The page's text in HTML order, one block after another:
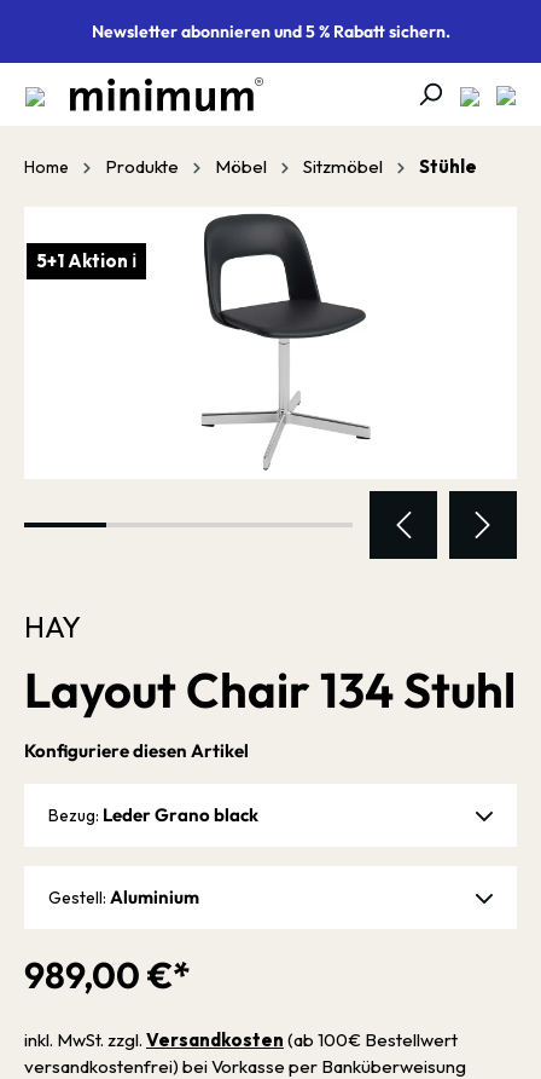
springenNewsletter abonnieren und 5 % Rabatt sichern.
Home Produkte Möbel Sitzmöbel Stühle
Bildergalerie überspringen
5+1 Aktion ℹ
HAY
Layout Chair 134 Stuhl
989,00 €*
inkl. MwSt. zzgl. Versandkosten (ab 100€ Bestellwert
versandkostenfrei) bei Vorkasse per Banküberweisung
Konfiguriere diesen Artikel
Bezug: Leder Grano black
Gestell: Aluminium